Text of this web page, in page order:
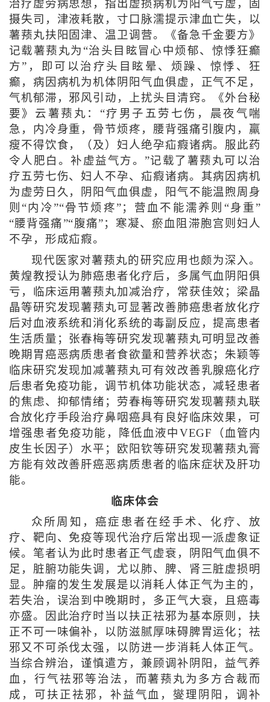
治疗虚劳病思想，指出虚损病机为阳气亏虚，固
摄失司，津液耗散，寸口脉濡提示津血亡失，以
薯蓣丸扶阳固津、温卫调营。《备急千金要方》
记载薯蓣丸为“治头目眩冒心中烦郁、惊悸狂癫
方”，即可以治疗头目眩晕、烦躁、惊悸、狂
癫，病因病机为机体阴阳气血俱虚，正气不足，
气机郁滞，邪风引动，上扰头目清窍。《外台秘
要》云薯蓣丸：“疗男子五劳七伤，晨夜气喘
急，内冷身重，骨节烦疼，腰背强痛引腹内，羸
瘦不得饮食，（及）妇人绝孕疝瘕诸病。服此药
令人肥白。补虚益气方。”记载了薯蓣丸可以治
疗五劳七伤、妇人不孕、疝瘕诸病。其病因病机
为虚劳日久，阴阳气血俱虚，阳气不能温煦周身
则“内冷”“骨节烦疼”；营血不能濡养则“身重”
“腰背强痛”“腹痛”；寒凝、瘀血阻滞胞宫则妇人
不孕，形成疝瘕。
现代医家对薯蓣丸的研究应用也颇为深入。
黄煌教授认为肺癌患者化疗后，多属气血阴阳俱
亏，临床运用薯蓣丸加减治疗，常获佳效；梁晶
晶等研究发现薯蓣丸可显著改善肺癌患者放化疗
后对血液系统和消化系统的毒副反应，提高患者
生活质量；张春梅等研究发现薯蓣丸可明显改善
晚期胃癌恶病质患者食欲量和营养状态；朱颖等
临床研究发现加减薯蓣丸可有效改善乳腺癌化疗
后患者免疫功能，调节机体功能状态，减轻患者
的焦虑、抑郁情绪；劳春梅等研究发现薯蓣丸联
合放化疗手段治疗鼻咽癌具有良好临床效果，可
增强患者免疫功能，降低血液中VEGF（血管内
皮生长因子）水平；欧阳钦等研究发现薯蓣丸膏
方能有效改善肝癌恶病质患者的临床症状及肝功
能。
临床体会
众所周知，癌症患者在经手术、化疗、放
疗、靶向、免疫等现代治疗后常出现一派虚象证
候。笔者认为此时患者正气虚衰，阴阳气血俱不
足，脏腑功能失调，尤以肺、脾、肾三脏虚损明
显。肿瘤的发生发展是以消耗人体正气为主的，
若失治，误治到中晚期时，多正气大衰，且癌毒
亦盛。因此治疗时当以扶正祛邪为基本原则，扶
正不可一味偏补，以防滋腻厚味碍脾胃运化；祛
邪又不可杀伐太强，以防进一步消耗人体正气。
当综合辨治，谨慎遣方，兼顾调补阴阳，益气养
血，行气祛邪等治法，而薯蓣丸为多方合裁而
成，可扶正祛邪，补益气血，燮理阴阳，调补